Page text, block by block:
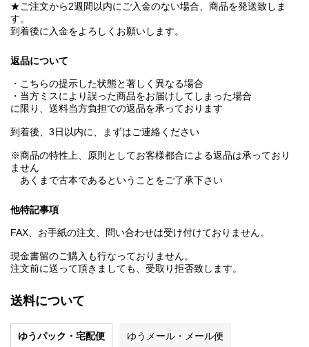
★ご注文から2週間以内にご入金のない場合、商品を発送致しま
す。
到着後に入金をよろしくお願いします。
返品について
・こちらの提示した状態と著しく異なる場合
・当方ミスにより誤った商品をお届けしてしまった場合
に限り、送料当方負担での返品を承っております
到着後、3日以内に、まずはご連絡ください
※商品の特性上、原則としてお客様都合による返品は承っており
ません
あくまで古本であるということをご了承下さい
他特記事項
FAX、お手紙の注文、問い合わせは受け付けておりません。
現金書留のご購入も行なっておりません。
注文前に送って頂きましても、受取り拒否致します。
送料について
ゆうパック・宅配便 ゆうメール・メール便